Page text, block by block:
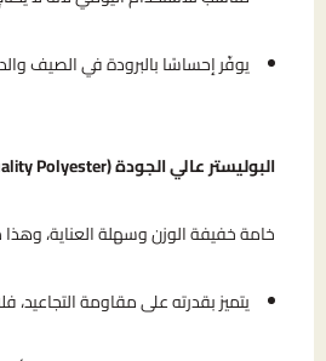
يوفّر إحساسًا بالبرودة في الصيف
البوليستر عالي الجودة (High-Quality Polyester)
خامة خفيفة الوزن وسهلة العناية، وهذا
يتميز بقدرته على مقاومة